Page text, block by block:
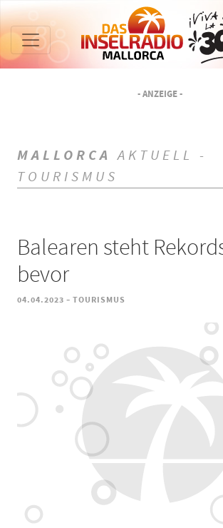
- ANZEIGE -
MALLORCA AKTUELL -
TOURISMUS
Balearen steht
bevor
04.04.2023 - TOURISMUS